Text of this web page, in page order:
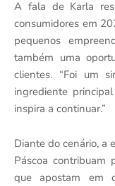
A fala de Karla
consumidores em
pequenos
também uma
clientes. “Foi um
ingrediente
inspira a continuar.”
Diante do cenário, a
Páscoa contribuam
que apostam em